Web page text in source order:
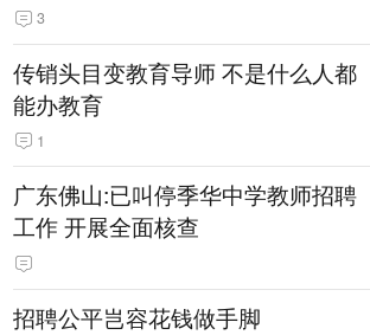
3
传销头目变教育导师 不是什么人都
能办教育
1
广东佛山:已叫停季华中学教师招聘
工作 开展全面核查
招聘公平岂容花钱做手脚